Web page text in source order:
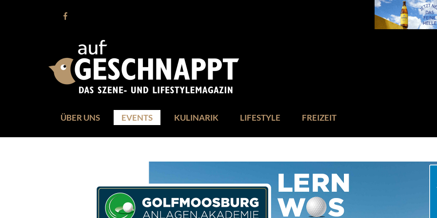
ÜBER UNS EVENTS KULINARIK LIFESTYLE FREIZEIT